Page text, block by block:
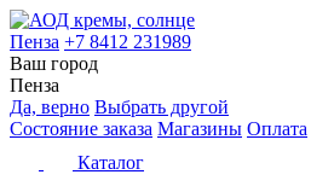
Пенза +7 8412 231989
Ваш город
Пенза
Да, верно Выбрать другой
Состояние заказа Магазины Оплата
Каталог